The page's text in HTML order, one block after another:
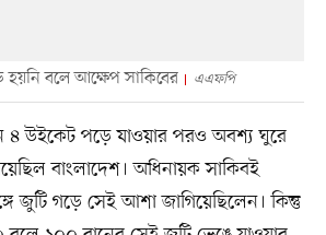
হয়নি বলে আক্ষেপ সাকিবের এএফপি
৪ উইকেট পড়ে যাওয়ার পরও অবশ্য ঘুরে
বাংলাদেশ। অধিনায়ক সাকিবই
জুটি গড়ে সেই আশা জাগিয়েছিলেন। কিন্তু